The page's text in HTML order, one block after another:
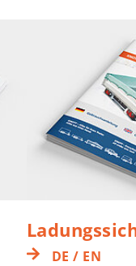
DE / EN